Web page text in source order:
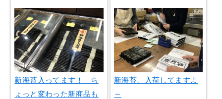
新海苔入ってます！ ち
ょっと変わった新商品も
新海苔、入荷してますよ
～